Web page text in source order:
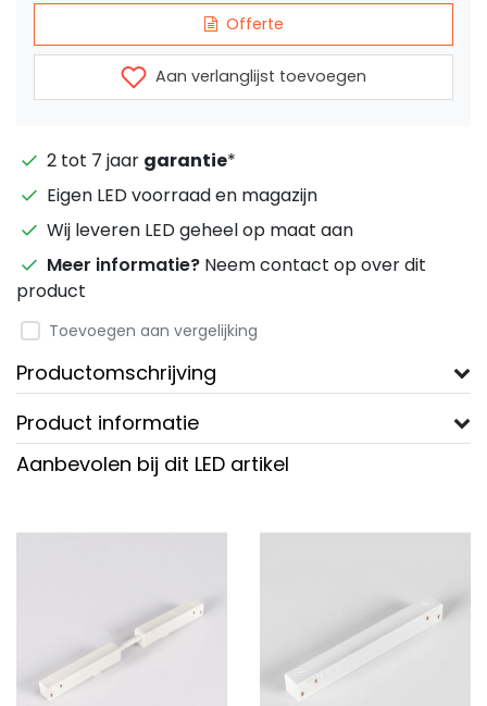
Offerte
Aan verlanglijst toevoegen
2 tot 7 jaar garantie*
Eigen LED voorraad en magazijn
Wij leveren LED geheel op maat aan
Meer informatie? Neem contact op over dit
product
Toevoegen aan vergelijking
Productomschrijving
Product informatie
Aanbevolen bij dit LED artikel